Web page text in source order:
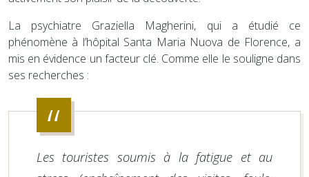
La psychiatre Graziella Magherini, qui a étudié ce
phénomène à l’hôpital Santa Maria Nuova de Florence, a
mis en évidence un facteur clé. Comme elle le souligne dans
ses recherches :
Les touristes soumis à la fatigue et au